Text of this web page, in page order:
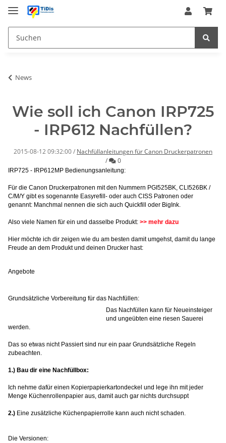
News
Wie soll ich Canon IRP725
- IRP612 Nachfüllen?
2015-08-12 09:32:00/ Nachfüllanleitungen für Canon Druckerpatronen
/
Kommentare
0
IRP725 - IRP612MP Bedienungsanleitung:
Für die Canon Druckerpatronen mit den Nummern PGI525BK, CLI526BK /
C/M/Y gibt es sogenannte Easyrefill- oder auch CISS Patronen oder
genannt: Manchmal nennen die sich auch Quickfill oder BigInk.
Also viele Namen für ein und dasselbe Produkt: >> mehr dazu
Hier möchte ich dir zeigen wie du am besten damit umgehst, damit du lange
Freude an dem Produkt und deinen Drucker hast:
Angebote
Grundsätzliche Vorbereitung für das Nachfüllen:
Das Nachfüllen kann für Neueinsteiger
und ungeübten eine riesen Sauerei
werden.
Das so etwas nicht Passiert sind nur ein paar Grundsätzliche Regeln
zubeachten.
1.) Bau dir eine Nachfüllbox:
Ich nehme dafür einen Kopierpapierkartondeckel und lege ihn mit jeder
Menge Küchenrollenpapier aus, damit auch gar nichts durchsuppt
2.) Eine zusätzliche Küchenpapierrolle kann auch nicht schaden.
Die Versionen: